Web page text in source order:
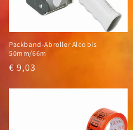
e
:Packband-Abroller Alco bis
50mm/66m
Normaler
€ 9,03